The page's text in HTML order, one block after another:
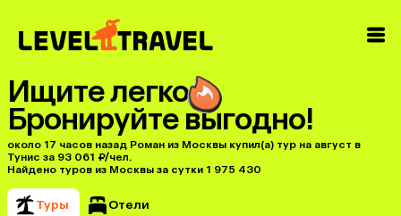
Ищите легко
Бронируйте выгодно!
около 17 часов назад Роман из Москвы купил(a) тур на август в
Тунис за 93 061 ₽/чел.
Найдено туров из Москвы за сутки 1 975 430
Туры Отели